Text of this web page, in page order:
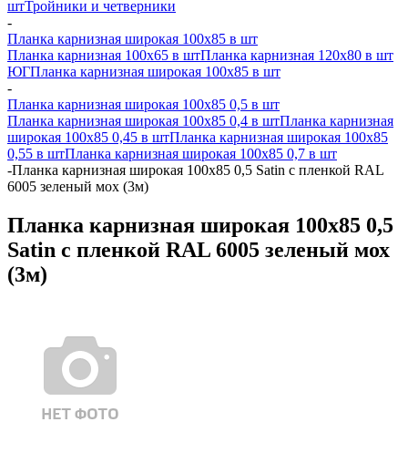
штТройники и четверники
-
Планка карнизная широкая 100х85 в шт
Планка карнизная 100х65 в штПланка карнизная 120х80 в шт
ЮГПланка карнизная широкая 100х85 в шт
-
Планка карнизная широкая 100х85 0,5 в шт
Планка карнизная широкая 100х85 0,4 в штПланка карнизная
широкая 100х85 0,45 в штПланка карнизная широкая 100х85
0,55 в штПланка карнизная широкая 100х85 0,7 в шт
-Планка карнизная широкая 100х85 0,5 Satin с пленкой RAL
6005 зеленый мох (3м)
Планка карнизная широкая 100х85 0,5
Satin с пленкой RAL 6005 зеленый мох
(3м)